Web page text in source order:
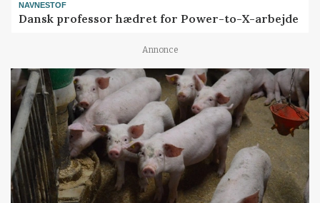
NAVNESTOF
Dansk professor hædret for Power-to-X-arbejde
Annonce